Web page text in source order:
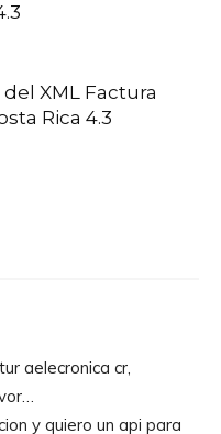
XML Factura
Rica 4.3
aelecronica cr,
y quiero un api para